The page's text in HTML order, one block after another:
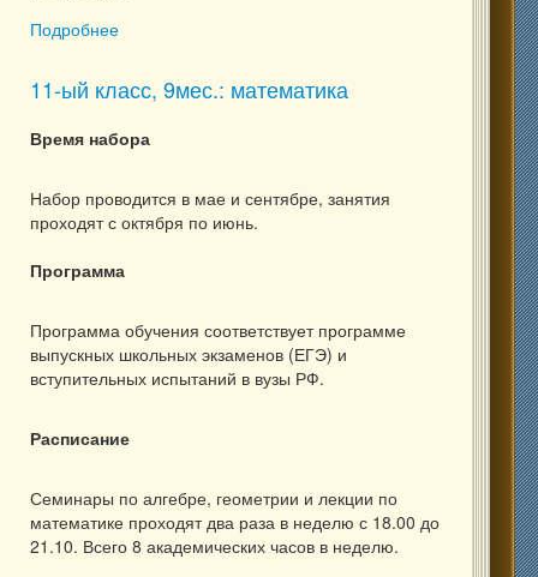
Подробнее
11-ый класс, 9мес.: математика
Время набора
Набор проводится в мае и сентябре, занятия
проходят с октября по июнь.
Программа
Программа обучения соответствует программе
выпускных школьных экзаменов (ЕГЭ) и
вступительных испытаний в вузы РФ.
Расписание
Семинары по алгебре, геометрии и лекции по
математике проходят два раза в неделю с 18.00 до
21.10. Всего 8 академических часов в неделю.